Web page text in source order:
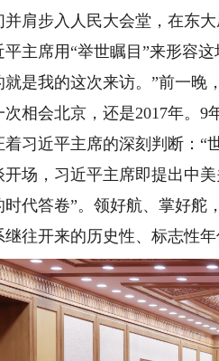
步入人民大会堂，在东大
席用“举世瞩目”来形容这
就是我的这次来访。”前一晚
会北京，还是2017年。9
习近平主席的深刻判断：“
，习近平主席即提出中美
时代答卷”。领好航、掌好舵
往开来的历史性、标志性年